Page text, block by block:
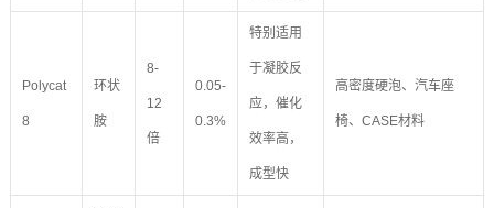
Polycat
8
环状
胺
8-
12
倍
0.05-
0.3%
特别适用
于凝胶反
应，催化
效率高，
成型快
高密度硬泡、汽车座
椅、CASE材料